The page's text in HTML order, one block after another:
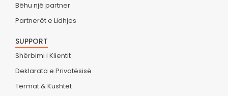
Bëhu një partner
Partnerët e Lidhjes
SUPPORT
Shërbimi i Klientit
Deklarata e Privatësisë
Termat & Kushtet